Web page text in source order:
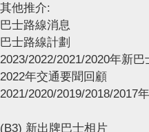
其他推介:
巴士路線消息
巴士路線計劃
2023/2022/2021/2020年新巴
2022年交通要聞回顧
2021/2020/2019/2018/2017
(B3) 新出牌巴士相片